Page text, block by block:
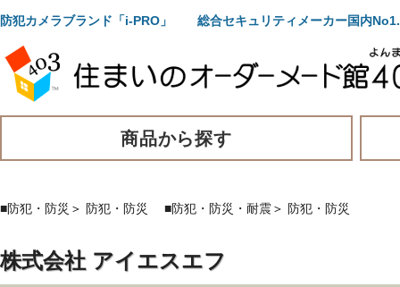
防犯カメラブランド「i-PRO」 総合セキュリティメーカー国内
商品から探す
■防犯・防災 ＞ 防犯・防災 ■防犯・防災・耐震＞ 防犯・防災
株式会社 アイエスエフ